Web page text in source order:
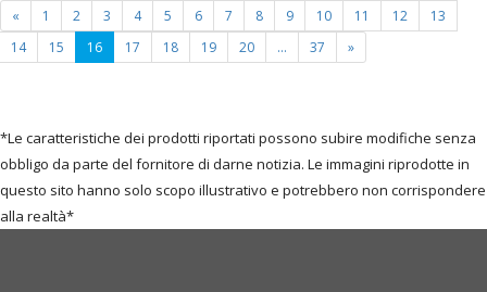
« 1 2 3 4 5 6 7 8 9 10 11 12
13
14
15 16(current
page)
17 18 19 20 ... 37 »
*Le caratteristiche dei prodotti riportati possono subire modifiche senza
obbligo da parte del fornitore di darne notizia. Le immagini riprodotte in
questo sito hanno solo scopo illustrativo e potrebbero non corrispondere
alla realtà*